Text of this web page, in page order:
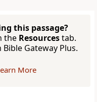
this passage?
the Resourcestab.
Gateway Plus.
More